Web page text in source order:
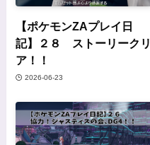
【ポケモンZAプレイ日
記】２８ ストーリークリ
ア！！
2026-06-23